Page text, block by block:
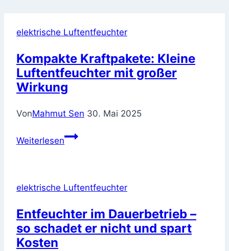
elektrische Luftentfeuchter
Kompakte Kraftpakete: Kleine
Luftentfeuchter mit großer
Wirkung
VonMahmut Sen 30. Mai 2025
WeiterlesenKompakte
mit
Wirkung
elektrische Luftentfeuchter
Entfeuchter im Dauerbetrieb –
so schadet er nicht und spart
Kosten